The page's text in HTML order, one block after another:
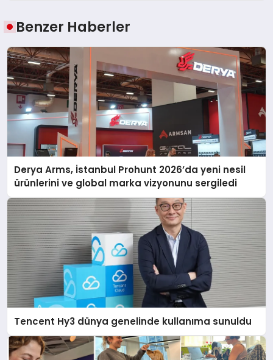
Benzer Haberler
Derya Arms, İstanbul Prohunt 2026’da yeni nesil
ürünlerini ve global marka vizyonunu sergiledi
Tencent Hy3 dünya genelinde kullanıma sunuldu